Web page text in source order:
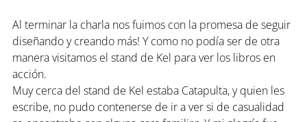
Al terminar la charla nos fuimos con la promesa de seguir
diseñando y creando más! Y como no podía ser de otra
manera visitamos el stand de Kel para ver los libros en
acción.
Muy cerca del stand de Kel estaba Catapulta, y quien les
escribe, no pudo contenerse de ir a ver si de casualidad